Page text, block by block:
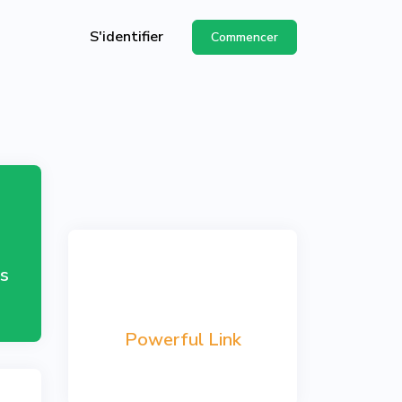
S'identifier Commencer
Powerful Link